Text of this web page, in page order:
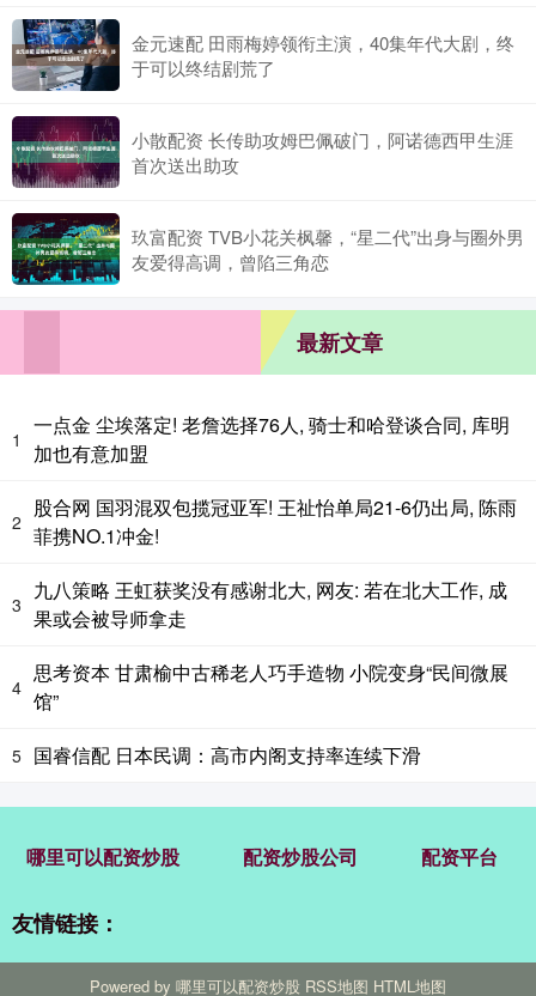
金元速配 田雨梅婷领衔主演，40集年代大剧，终
于可以终结剧荒了
小散配资 长传助攻姆巴佩破门，阿诺德西甲生涯
首次送出助攻
玖富配资 TVB小花关枫馨，“星二代”出身与圈外男
友爱得高调，曾陷三角恋
最新文章
1
一点金 尘埃落定! 老詹选择76人, 骑士和哈登谈合同, 库明
加也有意加盟
2
股合网 国羽混双包揽冠亚军! 王祉怡单局21-6仍出局, 陈雨
菲携NO.1冲金!
3
九八策略 王虹获奖没有感谢北大, 网友: 若在北大工作, 成
果或会被导师拿走
4
思考资本 甘肃榆中古稀老人巧手造物 小院变身“民间微展
馆”
5 国睿信配 日本民调：高市内阁支持率连续下滑
哪里可以配资炒股 配资炒股公司 配资平台
友情链接：
Powered by 哪里可以配资炒股 RSS地图 HTML地图